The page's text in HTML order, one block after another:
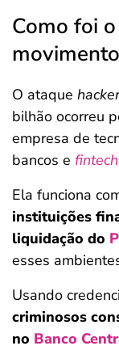
Como foi
O ataque
bilhão ocorreu
empresa de
bancos e
Ela funciona
instituições
liquidação do
esses
Usando
criminosos
no Banco